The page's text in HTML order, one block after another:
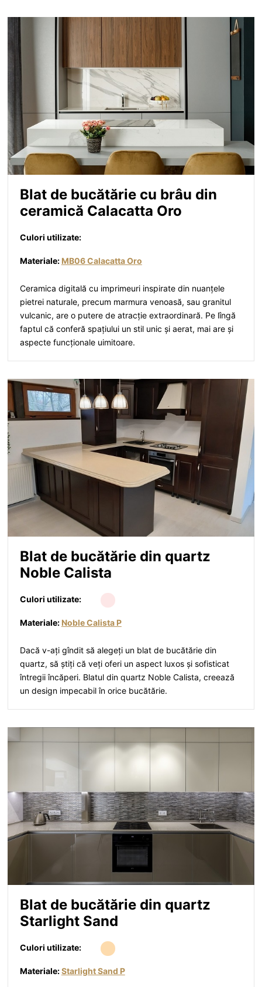
Blat de bucătărie cu brâu din
ceramică Calacatta Oro
Culori utilizate:
Materiale: MB06 Calacatta Oro
Ceramica digitală cu imprimeuri inspirate din nuanțele
pietrei naturale, precum marmura venoasă, sau granitul
vulcanic, are o putere de atracție extraordinară. Pe lîngă
faptul că conferă spațiului un stil unic și aerat, mai are și
aspecte funcționale uimitoare.
Blat de bucătărie din quartz
Noble Calista
Culori utilizate:
Materiale: Noble Calista P
Dacă v-ați gîndit să alegeți un blat de bucătărie din
quartz, să știți că veți oferi un aspect luxos și sofisticat
întregii încăperi. Blatul din quartz Noble Calista, creează
un design impecabil în orice bucătărie.
Blat de bucătărie din quartz
Starlight Sand
Culori utilizate:
Materiale:Starlight Sand P